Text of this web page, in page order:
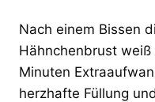
Nach einem Bissen
Hähnchenbrust
Minuten
herzhafte Füllung